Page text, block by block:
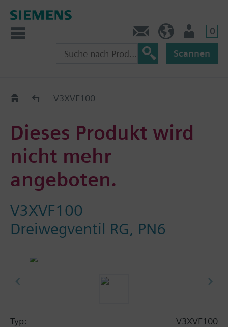
0
Scannen
Old2NewV3XVF100
Dieses Produkt wird
nicht mehr
angeboten.
V3XVF100
Dreiwegventil RG, PN6
Typ:
V3XVF100